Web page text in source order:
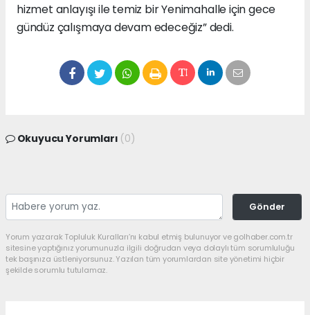
hizmet anlayışı ile temiz bir Yenimahalle için gece
gündüz çalışmaya devam edeceğiz” dedi.
Okuyucu Yorumları (0)
Gönder
Yorum yazarak Topluluk Kuralları’nı kabul etmiş bulunuyor ve golhaber.com.tr
sitesine yaptığınız yorumunuzla ilgili doğrudan veya dolaylı tüm sorumluluğu
tek başınıza üstleniyorsunuz. Yazılan tüm yorumlardan site yönetimi hiçbir
şekilde sorumlu tutulamaz.